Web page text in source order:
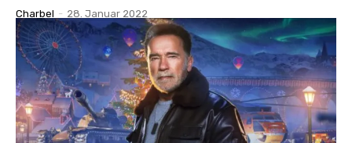
Charbel - 28. Januar 2022